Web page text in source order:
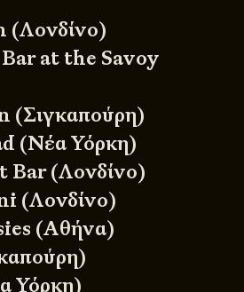
(Λονδίνο)
at the Savoy
(Σιγκαπούρη)
(Νέα Υόρκη)
Bar (Λονδίνο)
(Λονδίνο)
(Αθήνα)
Υόρκη)